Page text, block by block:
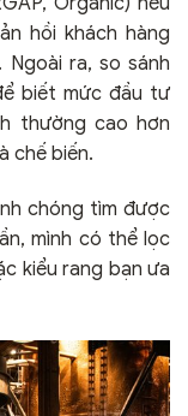
hồi khách hàng
ra, so sánh
biết mức đầu tư
thường cao hơn
chế biến.
chóng tìm được
mình có thể lọc
kiểu rang bạn ưa